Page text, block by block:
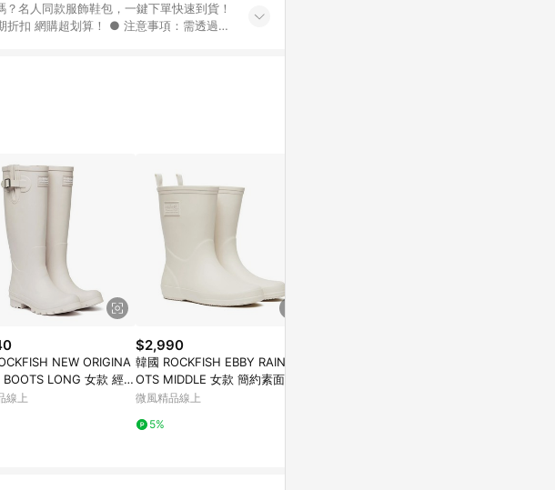
名人同款服飾鞋包，一鍵下單快速到貨！
！ ● 注意事項：需透過
NEW ORIGINA
BOOTS LONG 女款 經典
雨靴 象牙白IVORY
線上
$2,990
韓國 ROCKFISH EBBY RAIN BO
OTS MIDDLE 女款 簡約素面中筒
雨靴 奶油白CREAM
微風精品線上
5%